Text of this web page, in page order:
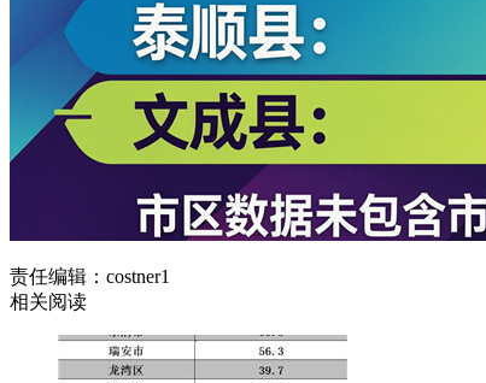
责任编辑：costner1
相关阅读